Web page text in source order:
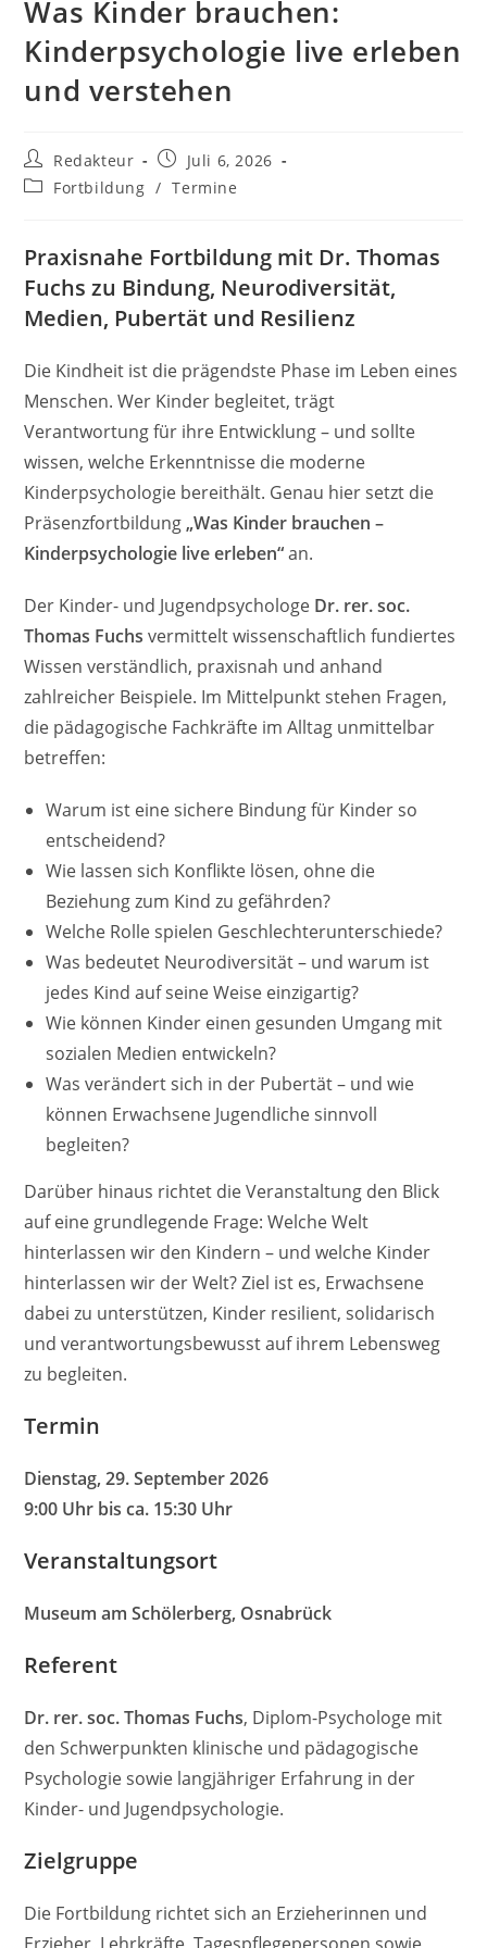
Was Kinder brauchen:
Kinderpsychologie live erleben
und verstehen
Beitrags-
Autor:
Redakteur
Beitrag
veröffentlicht:
Juli 6, 2026
Beitrags-
Fortbildung / Termine
Praxisnahe Fortbildung mit Dr. Thomas
Fuchs zu Bindung, Neurodiversität,
Medien, Pubertät und Resilienz
Die Kindheit ist die prägendste Phase im Leben eines
Menschen. Wer Kinder begleitet, trägt
Verantwortung für ihre Entwicklung – und sollte
wissen, welche Erkenntnisse die moderne
Kinderpsychologie bereithält. Genau hier setzt die
Präsenzfortbildung„Was Kinder brauchen –
Kinderpsychologie live erleben“an.
Der Kinder- und Jugendpsychologe Dr. rer. soc.
Thomas Fuchs vermittelt wissenschaftlich fundiertes
Wissen verständlich, praxisnah und anhand
zahlreicher Beispiele. Im Mittelpunkt stehen Fragen,
die pädagogische Fachkräfte im Alltag unmittelbar
betreffen:
Warum ist eine sichere Bindung für Kinder so
entscheidend?
Wie lassen sich Konflikte lösen, ohne die
Beziehung zum Kind zu gefährden?
Welche Rolle spielen Geschlechterunterschiede?
Was bedeutet Neurodiversität – und warum ist
jedes Kind auf seine Weise einzigartig?
Wie können Kinder einen gesunden Umgang mit
sozialen Medien entwickeln?
Was verändert sich in der Pubertät – und wie
können Erwachsene Jugendliche sinnvoll
begleiten?
Darüber hinaus richtet die Veranstaltung den Blick
auf eine grundlegende Frage: Welche Welt
hinterlassen wir den Kindern – und welche Kinder
hinterlassen wir der Welt? Ziel ist es, Erwachsene
dabei zu unterstützen, Kinder resilient, solidarisch
und verantwortungsbewusst auf ihrem Lebensweg
zu begleiten.
Termin
Dienstag, 29. September 2026
9:00 Uhr bis ca. 15:30 Uhr
Veranstaltungsort
Museum am Schölerberg, Osnabrück
Referent
Dr. rer. soc. Thomas Fuchs, Diplom-Psychologe mit
den Schwerpunkten klinische und pädagogische
Psychologie sowie langjähriger Erfahrung in der
Kinder- und Jugendpsychologie.
Zielgruppe
Die Fortbildung richtet sich an Erzieherinnen und
Erzieher, Lehrkräfte, Tagespflegepersonen sowie